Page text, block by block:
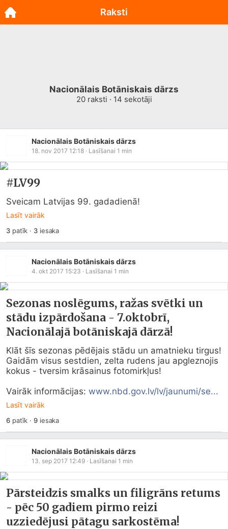
Nacionālais Botāniskais dārzs
20raksti · 14 sekotāji
Nacionālais Botāniskais dārzs
18. nov 2017 12:18 · Lasīšanai 1 min
#LV99
Sveicam Latvijas 99. gadadienā!
Lasīt vairāk
3patīk · 3iesaka
Nacionālais Botāniskais dārzs
4. okt 2017 15:23 · Lasīšanai 1 min
Sezonas noslēgums, ražas svētki un
stādu izpārdošana - 7.oktobrī,
Nacionālajā botāniskajā dārzā!
Klāt šīs sezonas pēdējais stādu un amatnieku tirgus!
Gaidām visus sestdien, zelta rudens jau apgleznojis
kokus - tversim krāsainus fotomirkļus!
Vairāk informācijas: www.nbd.gov.lv/lv/jaunumi/se...
Lasīt vairāk
6patīk ·9iesaka
Nacionālais Botāniskais dārzs
13. sep 2017 12:49 · Lasīšanai 1 min
Pārsteidzis smalks un filigrāns retums
- pēc 50 gadiem pirmo reizi
uzziedējusi pātagu sarkostēma!
Raksti